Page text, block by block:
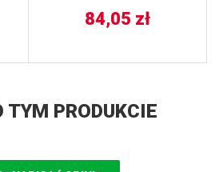
84,05 zł
TYM PRODUKCIE